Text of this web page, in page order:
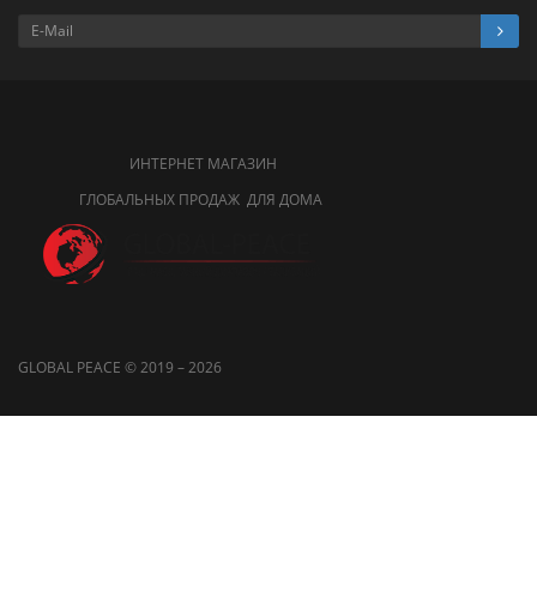
ИНТЕРНЕТ МАГАЗИН
ГЛОБАЛЬНЫХ ПРОДАЖ ДЛЯ ДОМА
GLOBAL PEACE © 2019 – 2026